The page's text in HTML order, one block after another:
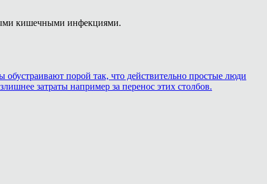
кишечными инфекциями.
обустраивают порой так, что действительно простые люди
затраты например за перенос этих столбов.